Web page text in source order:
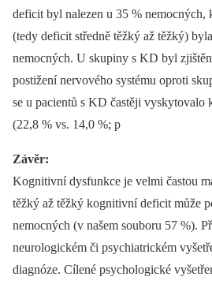
deficit byl nalezen u 35 %
(tedy deficit středně těžký až těžký)
nemocných. U skupiny s KD byl
postižení nervového systému oproti
se u pacientů s KD častěji vyskytovalo
(22,8 % vs. 14,0 %; p
Závěr:
Kognitivní dysfunkce je velmi častou
těžký až těžký kognitivní deficit může
nemocných (v našem souboru 57 %).
neurologickém či psychiatrickém
diagnóze. Cílené psychologické